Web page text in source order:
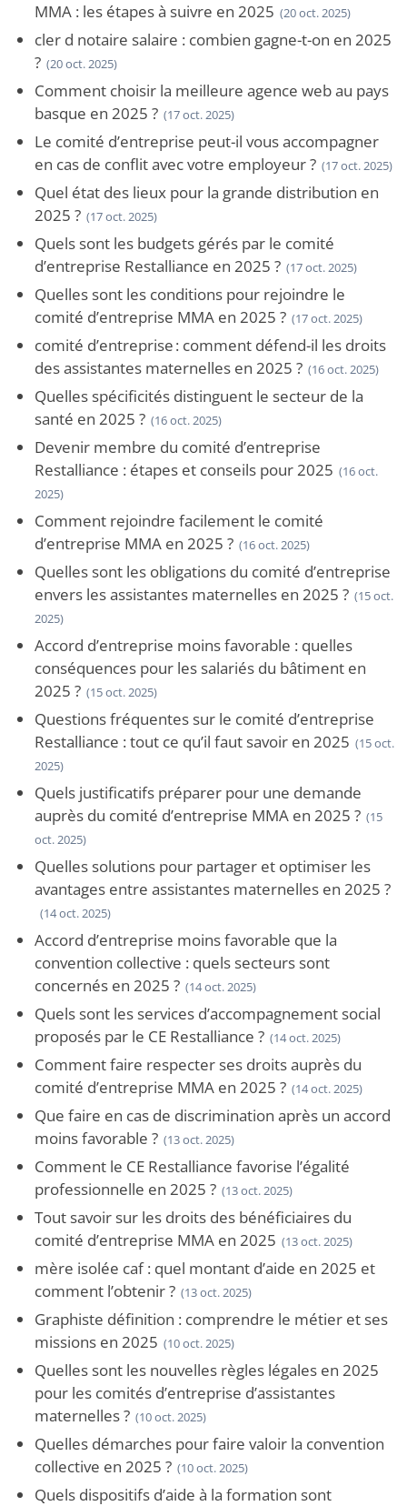
MMA : les étapes à suivre en 2025 (20 oct. 2025)
cler d notaire salaire : combien gagne-t-on en 2025
? (20 oct. 2025)
Comment choisir la meilleure agence web au pays
basque en 2025 ? (17 oct. 2025)
Le comité d’entreprise peut-il vous accompagner
en cas de conflit avec votre employeur ? (17 oct. 2025)
Quel état des lieux pour la grande distribution en
2025 ? (17 oct. 2025)
Quels sont les budgets gérés par le comité
d’entreprise Restalliance en 2025 ? (17 oct. 2025)
Quelles sont les conditions pour rejoindre le
comité d’entreprise MMA en 2025 ? (17 oct. 2025)
comité d’entreprise : comment défend-il les droits
des assistantes maternelles en 2025 ? (16 oct. 2025)
Quelles spécificités distinguent le secteur de la
santé en 2025 ? (16 oct. 2025)
Devenir membre du comité d’entreprise
Restalliance : étapes et conseils pour 2025 (16 oct.
2025)
Comment rejoindre facilement le comité
d’entreprise MMA en 2025 ? (16 oct. 2025)
Quelles sont les obligations du comité d’entreprise
envers les assistantes maternelles en 2025 ? (15 oct.
2025)
Accord d’entreprise moins favorable : quelles
conséquences pour les salariés du bâtiment en
2025 ? (15 oct. 2025)
Questions fréquentes sur le comité d’entreprise
Restalliance : tout ce qu’il faut savoir en 2025 (15 oct.
2025)
Quels justificatifs préparer pour une demande
auprès du comité d’entreprise MMA en 2025 ? (15
oct. 2025)
Quelles solutions pour partager et optimiser les
avantages entre assistantes maternelles en 2025 ?
(14 oct. 2025)
Accord d’entreprise moins favorable que la
convention collective : quels secteurs sont
concernés en 2025 ? (14 oct. 2025)
Quels sont les services d’accompagnement social
proposés par le CE Restalliance ? (14 oct. 2025)
Comment faire respecter ses droits auprès du
comité d’entreprise MMA en 2025 ? (14 oct. 2025)
Que faire en cas de discrimination après un accord
moins favorable ? (13 oct. 2025)
Comment le CE Restalliance favorise l’égalité
professionnelle en 2025 ? (13 oct. 2025)
Tout savoir sur les droits des bénéficiaires du
comité d’entreprise MMA en 2025 (13 oct. 2025)
mère isolée caf : quel montant d’aide en 2025 et
comment l’obtenir ? (13 oct. 2025)
Graphiste définition : comprendre le métier et ses
missions en 2025 (10 oct. 2025)
Quelles sont les nouvelles règles légales en 2025
pour les comités d’entreprise d’assistantes
maternelles ? (10 oct. 2025)
Quelles démarches pour faire valoir la convention
collective en 2025 ? (10 oct. 2025)
Quels dispositifs d’aide à la formation sont